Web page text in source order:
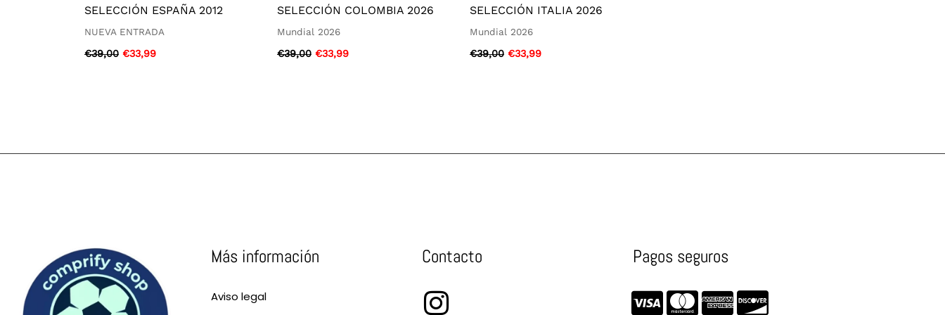
SELECCIÓN ESPAÑA 2012
NUEVA ENTRADA
€39,00 €33,99
SELECCIÓN COLOMBIA 2026
Mundial 2026
€39,00 €33,99
SELECCIÓN ITALIA 2026
Mundial 2026
€39,00 €33,99
Más información
Aviso legal
Contacto Pagos seguros